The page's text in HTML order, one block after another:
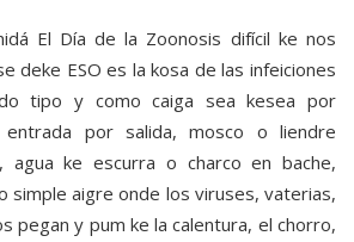
El Día de la Zoonosis difícil ke nos
deke ESO es la kosa de las infeiciones
tipo y como caiga sea kesea por
por salida, mosco o liendre
agua ke escurra o charco en bache,
simple aigre onde los viruses, vaterias,
pegan y pum ke la calentura, el chorro,